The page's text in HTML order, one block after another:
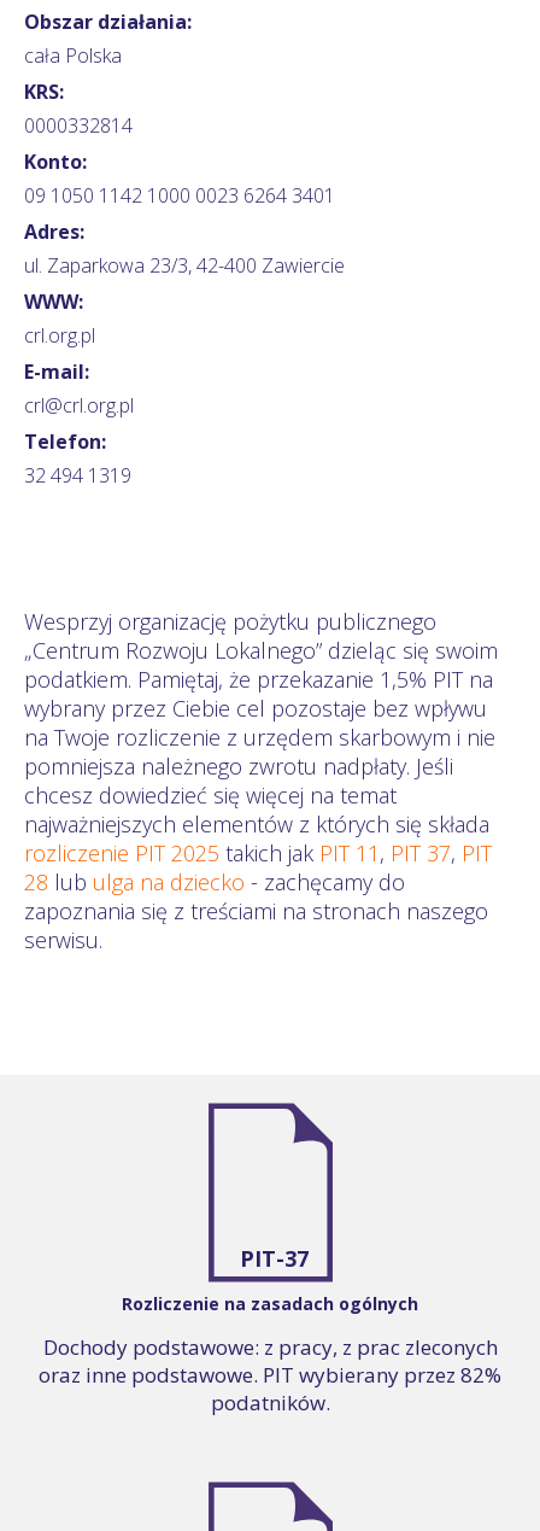
Obszar działania:
cała Polska
KRS:
0000332814
Konto:
09 1050 1142 1000 0023 6264 3401
Adres:
ul. Zaparkowa 23/3, 42-400 Zawiercie
WWW:
crl.org.pl
E-mail:
crl@crl.org.pl
Telefon:
32 494 1319
Wesprzyj organizację pożytku publicznego
„Centrum Rozwoju Lokalnego” dzieląc się swoim
podatkiem. Pamiętaj, że przekazanie 1,5% PIT na
wybrany przez Ciebie cel pozostaje bez wpływu
na Twoje rozliczenie z urzędem skarbowym i nie
pomniejsza należnego zwrotu nadpłaty. Jeśli
chcesz dowiedzieć się więcej na temat
najważniejszych elementów z których się składa
rozliczenie PIT 2025 takich jak PIT 11 , PIT 37, PIT
28 lub ulga na dziecko - zachęcamy do
zapoznania się z treściami na stronach naszego
serwisu.
PIT-37
Rozliczenie na zasadach ogólnych
Dochody podstawowe: z pracy, z prac zleconych
oraz inne podstawowe. PIT wybierany przez 82%
podatników.